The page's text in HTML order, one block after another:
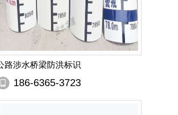
公路涉水桥梁防洪标识
186-6365-3723